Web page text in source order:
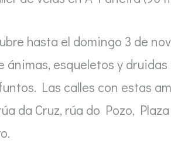
hasta el domingo 3 de
ánimas, esqueletos y
Las calles con estas
da Cruz, rúa do Pozo,